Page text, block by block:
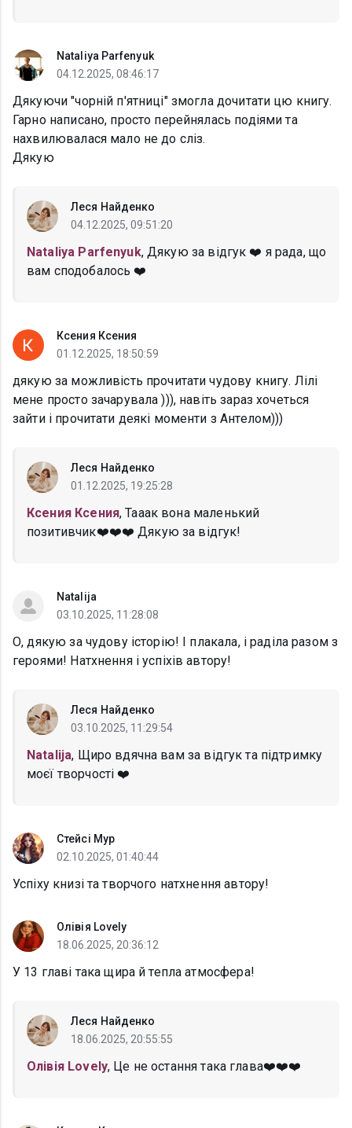
Nataliya Parfenyuk
04.12.2025, 08:46:17
Дякуючи "чорній п'ятниці" змогла дочитати цю книгу.
Гарно написано, просто перейнялась подіями та
нахвилювалася мало не до сліз.
Дякую
Леся Найденко
04.12.2025, 09:51:20
Nataliya Parfenyuk, Дякую за відгук ❤️ я рада, що
вам сподобалось ❤️
Ксения Ксения
01.12.2025, 18:50:59
дякую за можливість прочитати чудову книгу. Лілі
мене просто зачарувала ))), навіть зараз хочеться
зайти і прочитати деякі моменти з Антелом)))
Леся Найденко
01.12.2025, 19:25:28
Ксения Ксения, Тааак вона маленький
позитивчик❤️❤️❤️ Дякую за відгук!
Natalija
03.10.2025, 11:28:08
О, дякую за чудову історію! І плакала, і раділа разом з
героями! Натхнення і успіхів автору!
Леся Найденко
03.10.2025, 11:29:54
Natalija, Щиро вдячна вам за відгук та підтримку
моєї творчості ❤️
Стейсі Мур
02.10.2025, 01:40:44
Успіху книзі та творчого натхнення автору!
Олівія Lovely
18.06.2025, 20:36:12
У 13 главі така щира й тепла атмосфера!
Леся Найденко
18.06.2025, 20:55:55
Олівія Lovely, Це не остання така глава❤️❤️❤️